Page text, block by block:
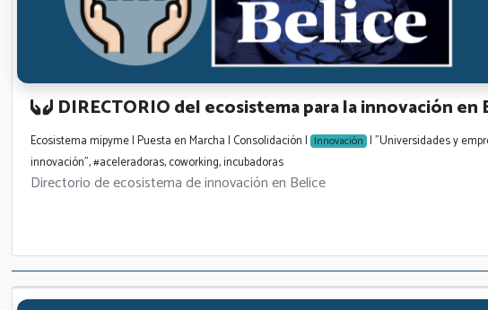
DIRECTORIO del ecosistema para la innovación en
Ecosistema mipyme | Puesta en Marcha | Consolidación | Innovación | "Universidades y
innovación", #aceleradoras, coworking, incubadoras
Directorio de ecosistema de innovación en Belice